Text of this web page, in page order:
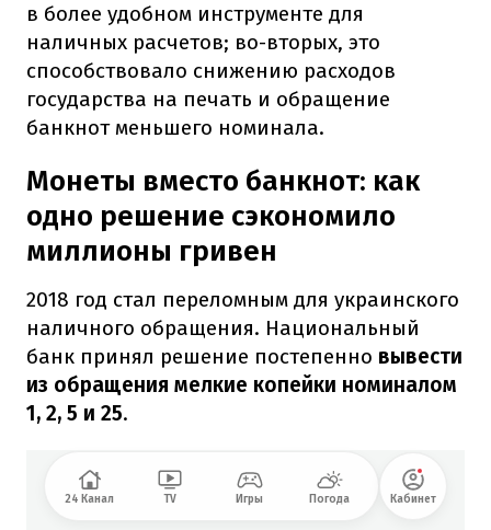
в более удобном инструменте для
наличных расчетов; во-вторых, это
способствовало снижению расходов
государства на печать и обращение
банкнот меньшего номинала.
Монеты вместо банкнот: как
одно решение сэкономило
миллионы гривен
2018 год стал переломным для украинского
наличного обращения. Национальный
банк принял решение постепенно вывести
из обращения мелкие копейки номиналом
1, 2, 5 и 25.
24 Канал TV Игры Погода Кабинет